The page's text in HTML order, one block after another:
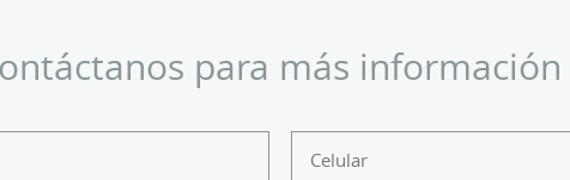
para más información